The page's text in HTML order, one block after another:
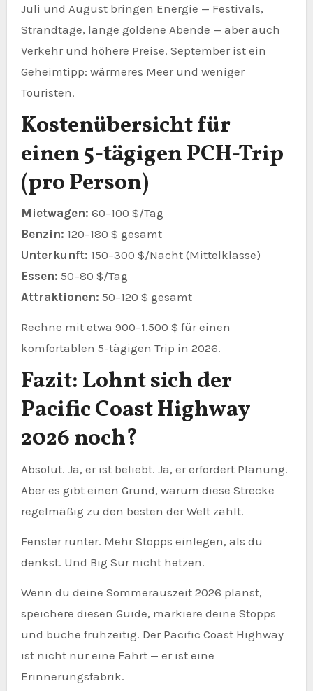
Juli und August bringen Energie — Festivals,
Strandtage, lange goldene Abende — aber auch
Verkehr und höhere Preise. September ist ein
Geheimtipp: wärmeres Meer und weniger
Touristen.
Kostenübersicht für
einen 5-tägigen PCH-Trip
(pro Person)
Mietwagen: 60–100 $/Tag
Benzin: 120–180 $ gesamt
Unterkunft: 150–300 $/Nacht (Mittelklasse)
Essen: 50–80 $/Tag
Attraktionen: 50–120 $ gesamt
Rechne mit etwa 900–1.500 $ für einen
komfortablen 5-tägigen Trip in 2026.
Fazit: Lohnt sich der
Pacific Coast Highway
2026 noch?
Absolut. Ja, er ist beliebt. Ja, er erfordert Planung.
Aber es gibt einen Grund, warum diese Strecke
regelmäßig zu den besten der Welt zählt.
Fenster runter. Mehr Stopps einlegen, als du
denkst. Und Big Sur nicht hetzen.
Wenn du deine Sommerauszeit 2026 planst,
speichere diesen Guide, markiere deine Stopps
und buche frühzeitig. Der Pacific Coast Highway
ist nicht nur eine Fahrt — er ist eine
Erinnerungsfabrik.